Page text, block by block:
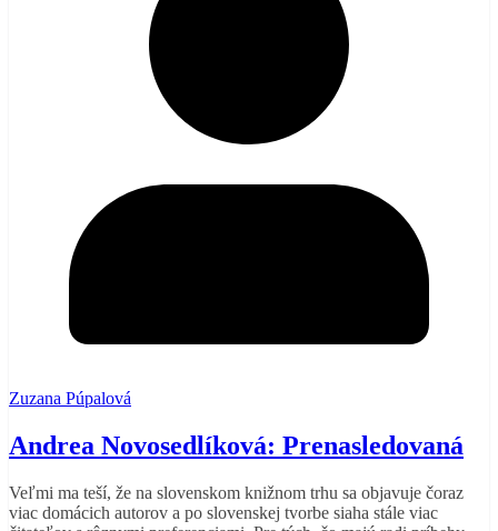
Zuzana Púpalová
Andrea Novosedlíková: Prenasledovaná
Veľmi ma teší, že na slovenskom knižnom trhu sa objavuje čoraz
viac domácich autorov a po slovenskej tvorbe siaha stále viac